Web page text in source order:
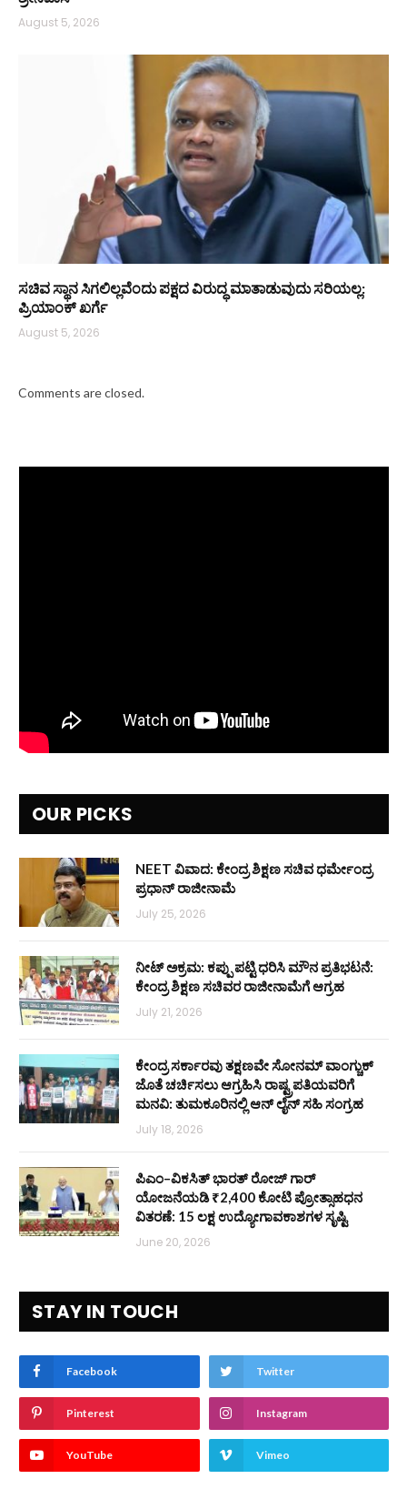
August 5, 2026
ಸಚಿವ ಸ್ಥಾನ ಸಿಗಲಿಲ್ಲವೆಂದು ಪಕ್ಷದ ವಿರುದ್ಧ ಮಾತಾಡುವುದು ಸರಿಯಲ್ಲ:
ಪ್ರಿಯಾಂಕ್ ಖರ್ಗೆ
August 5, 2026
Comments are closed.
OUR PICKS
NEET ವಿವಾದ: ಕೇಂದ್ರ ಶಿಕ್ಷಣ ಸಚಿವ ಧರ್ಮೇಂದ್ರ
ಪ್ರಧಾನ್ ರಾಜೀನಾಮೆ
July 25, 2026
ನೀಟ್ ಅಕ್ರಮ: ಕಪ್ಪು ಪಟ್ಟಿ ಧರಿಸಿ ಮೌನ ಪ್ರತಿಭಟನೆ:
ಕೇಂದ್ರ ಶಿಕ್ಷಣ ಸಚಿವರ ರಾಜೀನಾಮೆಗೆ ಆಗ್ರಹ
July 21, 2026
ಕೇಂದ್ರ ಸರ್ಕಾರವು ತಕ್ಷಣವೇ ಸೋನಮ್ ವಾಂಗ್ಚುಕ್
ಜೊತೆ ಚರ್ಚಿಸಲು ಆಗ್ರಹಿಸಿ ರಾಷ್ಟ್ರಪತಿಯವರಿಗೆ
ಮನವಿ: ತುಮಕೂರಿನಲ್ಲಿ ಆನ್‌ ಲೈನ್ ಸಹಿ ಸಂಗ್ರಹ
July 18, 2026
ಪಿಎಂ–ವಿಕಸಿತ್ ಭಾರತ್ ರೋಜ್‌ ಗಾರ್
ಯೋಜನೆಯಡಿ ₹2,400 ಕೋಟಿ ಪ್ರೋತ್ಸಾಹಧನ
ವಿತರಣೆ: 15 ಲಕ್ಷ ಉದ್ಯೋಗಾವಕಾಶಗಳ ಸೃಷ್ಟಿ
June 20, 2026
STAY IN TOUCH
Facebook Twitter
Pinterest Instagram
YouTube Vimeo